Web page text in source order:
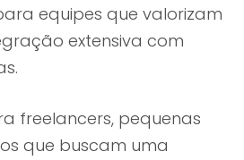
equipes que valorizam
extensiva com
freelancers, pequenas
que buscam uma